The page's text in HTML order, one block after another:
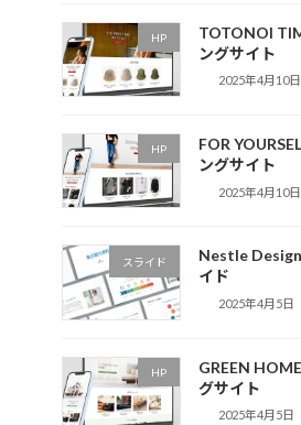
HP
TOTONOI
ングサイト
2025年4月10日
HP
FOR
ングサイト
2025年4月10日
スライド
Nestle
イド
2025年4月5日
HP
GREEN
グサイト
2025年4月5日